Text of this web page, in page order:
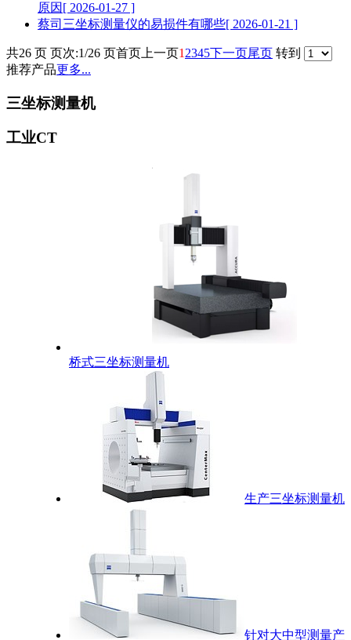
原因 [ 2026-01-27 ]
蔡司三坐标测量仪的易损件有哪些[ 2026-01-21 ]
共26 页 页次:1/26 页首页 上一页1 2345下一页尾页 转到
推荐产品更多...
三坐标测量机
工业CT
桥式三坐标测量机
生产三坐标测量机
针对大中型测量产